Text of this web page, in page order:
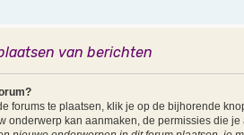
van berichten
forums te plaatsen, klik je op de bijhorende
onderwerp kan aanmaken, de permissies die